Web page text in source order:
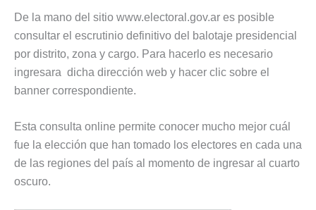
De la mano del sitio www.electoral.gov.ar es posible
consultar el escrutinio definitivo del balotaje presidencial
por distrito, zona y cargo. Para hacerlo es necesario
ingresara dicha dirección web y hacer clic sobre el
banner correspondiente.
Esta consulta online permite conocer mucho mejor cuál
fue la elección que han tomado los electores en cada una
de las regiones del país al momento de ingresar al cuarto
oscuro.